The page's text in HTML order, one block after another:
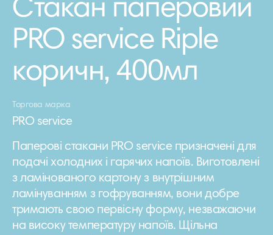
Стакан паперовий
PRO service Riple
коричн, 400мл
Торгова марка
PRO service
Паперові стакани PRO service призначені для
подачі холодних і гарячих напоїв. Виготовлені
з ламінованого картону з внутрішним
ламінуванням з гофруванням, вони добре
тримають свою первісну форму, незважаючи
на високу температуру напоїв. Щільна